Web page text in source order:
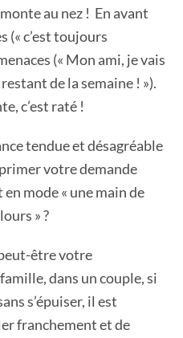
au nez ! En avant
(« c’est toujours
(« Mon ami, je vais
de la semaine ! »).
c’est raté !
tendue et désagréable
votre demande
mode « une main de
» ?
être votre
dans un couple, si
s’épuiser, il est
franchement et de